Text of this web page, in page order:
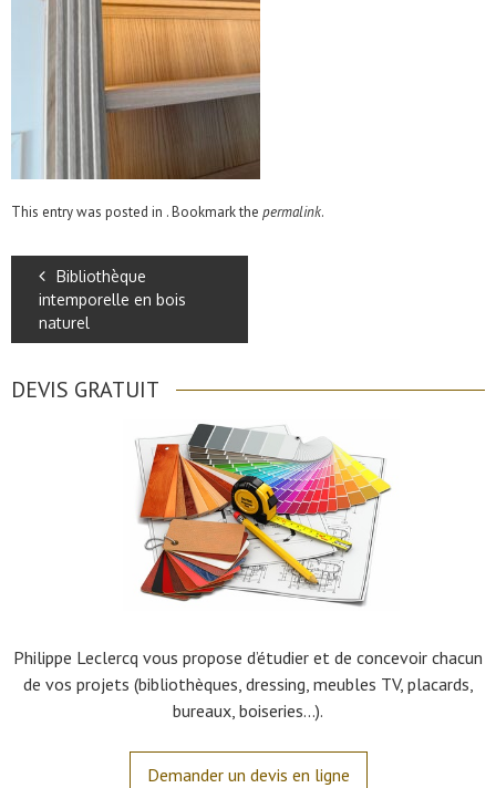
This entry was posted in . Bookmark the permalink.
Bibliothèque
intemporelle en bois
naturel
DEVIS GRATUIT
Philippe Leclercq vous propose d’étudier et de concevoir chacun
de vos projets (bibliothèques, dressing, meubles TV, placards,
bureaux, boiseries…).
Demander un devis en ligne